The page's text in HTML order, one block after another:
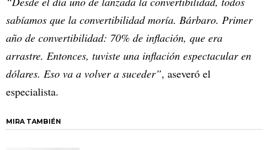
sabíamos que la convertibilidad moría. Bárbaro. Primer
año de convertibilidad: 70% de inflación, que era
arrastre. Entonces, tuviste una inflación espectacular en
dólares. Eso va a volver a suceder”, aseveró el
especialista.
MIRA TAMBIÉN